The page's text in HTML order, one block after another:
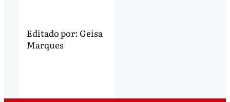
Editado por: Geisa
Marques